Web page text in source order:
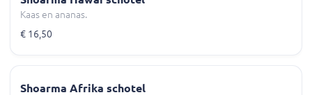
Kaas en ananas.
€ 16,50
Shoarma Afrika schotel